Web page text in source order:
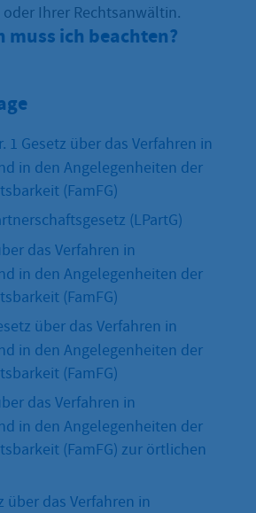
Ihrer Rechtsanwältin.
muss ich beachten?
1 Gesetz über das Verfahren in
in den Angelegenheiten der
(FamFG)
(LPartG)
das Verfahren in
in den Angelegenheiten der
(FamFG)
über das Verfahren in
in den Angelegenheiten der
(FamFG)
das Verfahren in
in den Angelegenheiten der
(FamFG) zur örtlichen
über das Verfahren in